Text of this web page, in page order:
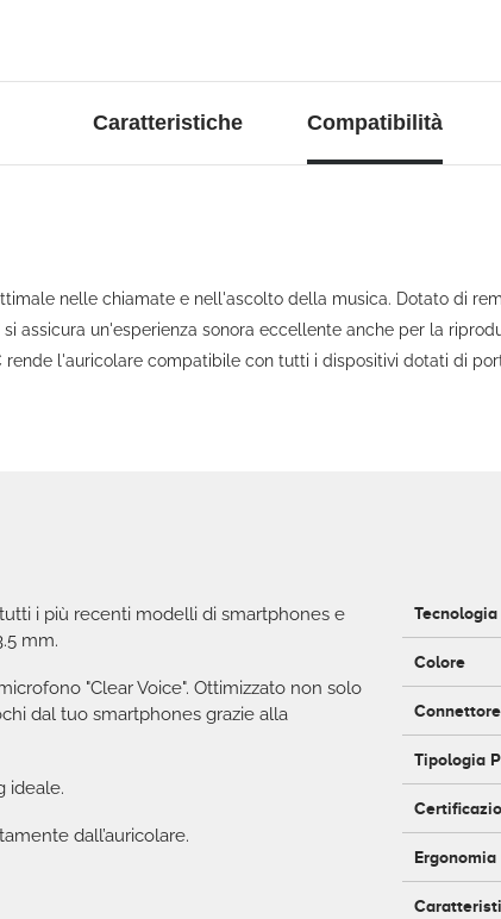
Caratteristiche Compatibilità
nelle chiamate e nell'ascolto della musica. Dotato di
assicura un'esperienza sonora eccellente anche per la
l'auricolare compatibile con tutti i dispositivi dotati di
i più recenti modelli di smartphones e
mm.
"Clear Voice". Ottimizzato non solo
dal tuo smartphones grazie alla
ideale.
dall’auricolare.
Tecnologia
Colore
Connettore
Tipologia
Ergonomia